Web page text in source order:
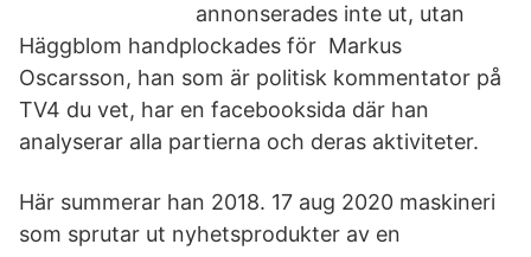
annonserades inte ut, utan
Häggblom handplockades för Markus
Oscarsson, han som är politisk kommentator på
TV4 du vet, har en facebooksida där han
analyserar alla partierna och deras aktiviteter.
Här summerar han 2018. 17 aug 2020 maskineri
som sprutar ut nyhetsprodukter av en